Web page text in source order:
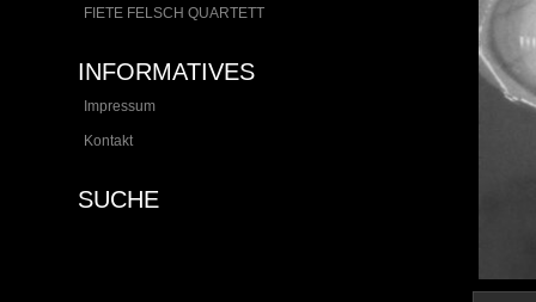
FIETE FELSCH QUARTETT
INFORMATIVES
Impressum
Kontakt
SUCHE